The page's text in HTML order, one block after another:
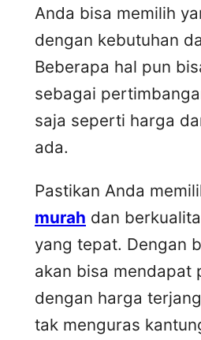
Anda bisa memilih
dengan kebutuhan
Beberapa hal pun
sebagai
saja seperti harga
ada.
Pastikan Anda
murah dan
yang tepat. Dengan
akan bisa mendapat
dengan harga
tak menguras